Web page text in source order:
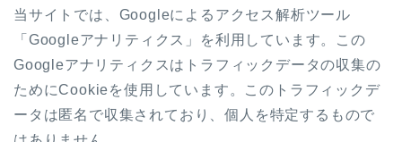
当サイトでは、Googleによるアクセス解析ツール
「Googleアナリティクス」を利用しています。この
Googleアナリティクスはトラフィックデータの収集の
ためにCookieを使用しています。このトラフィックデ
ータは匿名で収集されており、個人を特定するもので